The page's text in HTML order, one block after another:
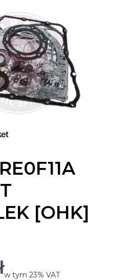
[OHK]
w tym 23% VAT
w tym 23% VAT